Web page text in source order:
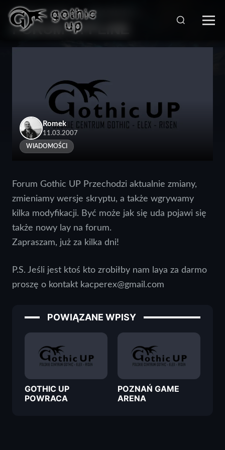
STRONA GŁÓWNA > WIADOMOŚCI
FORUM OFFLINE
Romek
11.03.2007
WIADOMOŚCI
Forum Gothic UP Przechodzi aktualnie zmiany,
zmieniamy wersje skryptu, a także wgrywamy
kilka modyfikacji. Być może jak się uda pojawi się
także nowy lay na forum.
Zapraszam, już za kilka dni!
P.S. Jeśli jest ktoś kto zrobiłby nam laya za darmo
proszę o kontakt kacperex@gmail.com
POWIĄZANE WPISY
GOTHIC UP
POWRACA
POZNAŃ GAME
ARENA